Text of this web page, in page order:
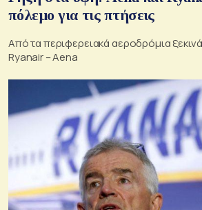
πόλεμο για τις πτήσεις
Από τα περιφερειακά αεροδρόμια
Ryanair – Aena